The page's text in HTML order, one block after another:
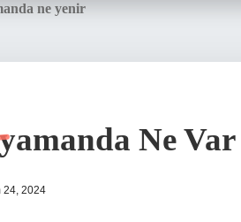
ne yenir
Ne Var
24, 2024